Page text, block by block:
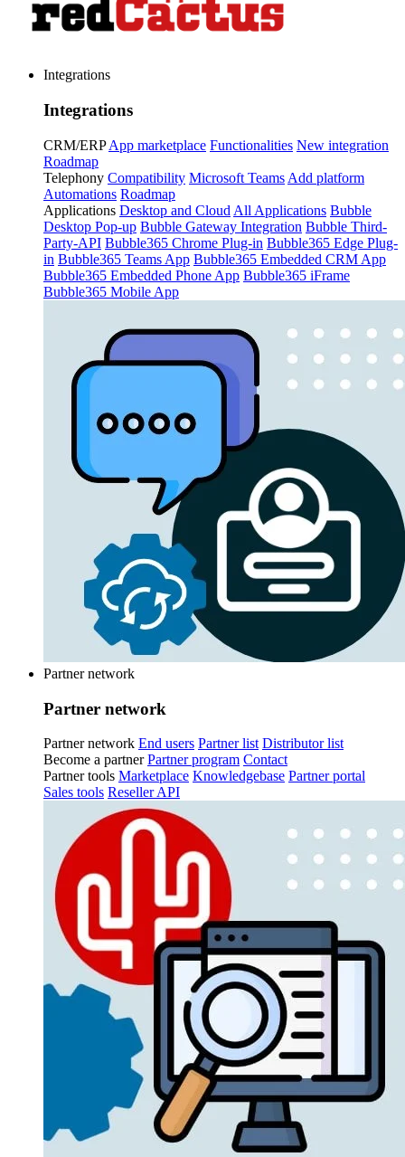
Integrations
Integrations
CRM/ERP App marketplace Functionalities New integration
Roadmap
Telephony Compatibility Microsoft Teams Add platform
Automations Roadmap
Applications Desktop and Cloud All Applications Bubble
Desktop Pop-up Bubble Gateway Integration Bubble Third-
Party-API Bubble365 Chrome Plug-in Bubble365 Edge Plug-
in Bubble365 Teams App Bubble365 Embedded CRM App
Bubble365 Embedded Phone App Bubble365 iFrame
Bubble365 Mobile App
Partner network
Partner network
Partner network End users Partner list Distributor list
Become a partner Partner program Contact
Partner tools Marketplace Knowledgebase Partner portal
Sales tools Reseller API